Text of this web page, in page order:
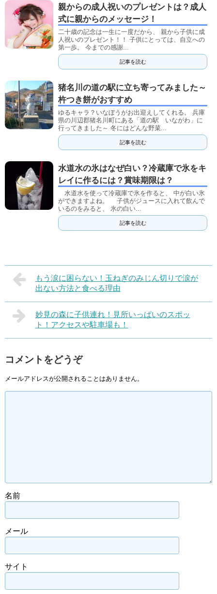
親からの成人祝いのプレゼントは？成人
式に親からのメッセージ！
二十歳の記念は一生に一度だから、 親から子供に成
人祝いのプレゼント！！ 子供にとっては、自立への
第一歩。 今までの感謝...
記事を読む
猪名川の道の駅に立ち寄ってみました～
杵つき餅がおすすめ
ゆるキャラ？いなぼうがお出迎えしてくれる。 兵庫
県の川辺郡猪名川町にある「道の駅 いながわ」に
行ってきました～ 冬にはどんな野菜...
記事を読む
水道水の氷はなぜ白い？冷蔵庫で氷をキ
レイに作るには？賞味期限は？
水道水を使って冷蔵庫で氷を作ると、 中が白い氷
ができますよね。 子供がジュースに入れて飲んで
いるのをみると、 氷の白い...
記事を読む
もう涙に困らない！玉ねぎのみじん切りで涙が
出ない方法と食べる理由
妙見の森に子供連れ！見所いっぱいのスポッ
ト！アクセスや駐車場も！
コメントをどうぞ
メールアドレスが公開されることはありません。
名前
メール
サイト